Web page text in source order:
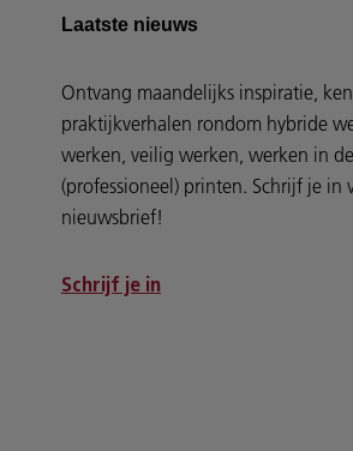
Laatste nieuws
Ontvang maandelijks inspiratie,
praktijkverhalen rondom hybride
werken, veilig werken, werken in
(professioneel) printen. Schrijf je in
nieuwsbrief!
Schrijf je in